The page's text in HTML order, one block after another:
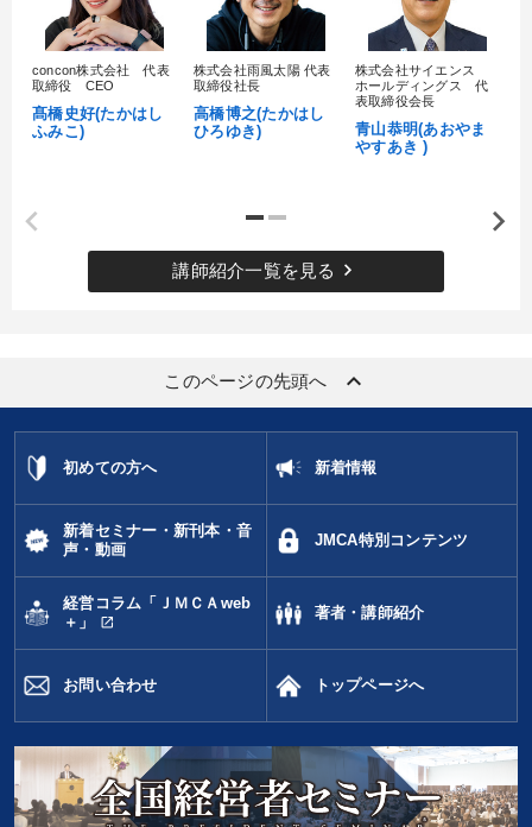
concon株式会社 代表
取締役 CEO
髙橋史好(たかはし
ふみこ)
株式会社雨風太陽 代表
取締役社長
高橋博之(たかはし
ひろゆき)
株式会社サイエンス
ホールディングス 代
表取締役会長
青山恭明(あおやま
やすあき )
講師紹介一覧を見る keyboard_arrow_right
このページの先頭へ keyboard_arrow_up
初めての方へ 新着情報
新着セミナー・新刊本・音
声・動画
JMCA特別コンテンツ
経営コラム「ＪＭＣＡweb
＋」
open_in_new
著者・講師紹介
お問い合わせ トップページへ